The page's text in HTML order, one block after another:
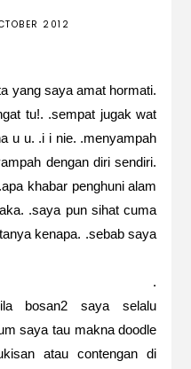
2012
yang saya amat hormati.
tu!. .sempat jugak wat
u u. .i i nie. .menyampah
dengan diri sendiri.
khabar penghuni alam
.saya pun sihat cuma
kenapa. .sebab saya
.
bosan2 saya selalu
saya tau makna doodle
atau contengan di